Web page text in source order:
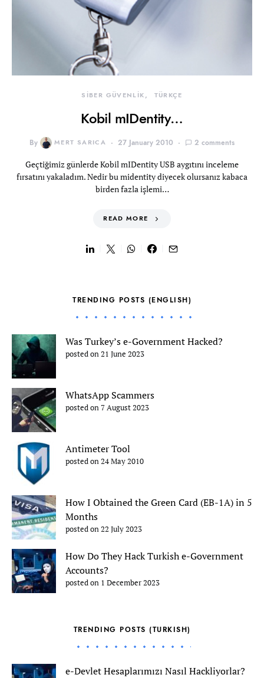
SİBER GÜVENLİK TÜRKÇE
Kobil mIDentity…
By MERT SARICA 27 January 2010 2 comments
Geçtiğimiz günlerde Kobil mIDentity USB aygıtını inceleme
fırsatını yakaladım. Nedir bu midentity diyecek olursanız kabaca
birden fazla işlemi…
READ MORE
TRENDING POSTS (ENGLISH)
Was Turkey’s e-Government Hacked?
posted on 21 June 2023
WhatsApp Scammers
posted on 7 August 2023
Antimeter Tool
posted on 24 May 2010
How I Obtained the Green Card (EB-1A) in 5
Months
posted on 22 July 2023
How Do They Hack Turkish e-Government
Accounts?
posted on 1 December 2023
TRENDING POSTS (TURKISH)
e-Devlet Hesaplarımızı Nasıl Hackliyorlar?